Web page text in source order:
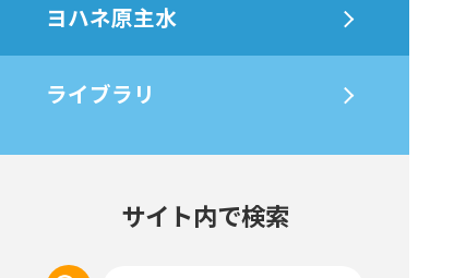
ヨハネ原主水
ライブラリ
サイト内で検索